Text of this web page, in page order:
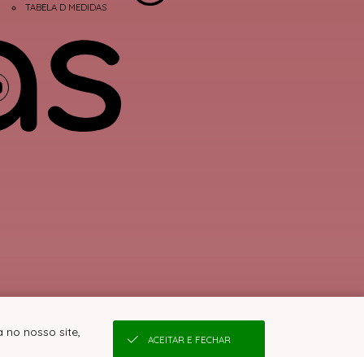
TABELA D MEDIDAS
no nosso site,
ACEITAR E FECHAR